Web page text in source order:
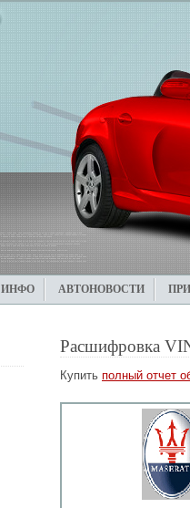
ИНФО АВТОНОВОСТИ
Расшифровка
Купить полный отчет